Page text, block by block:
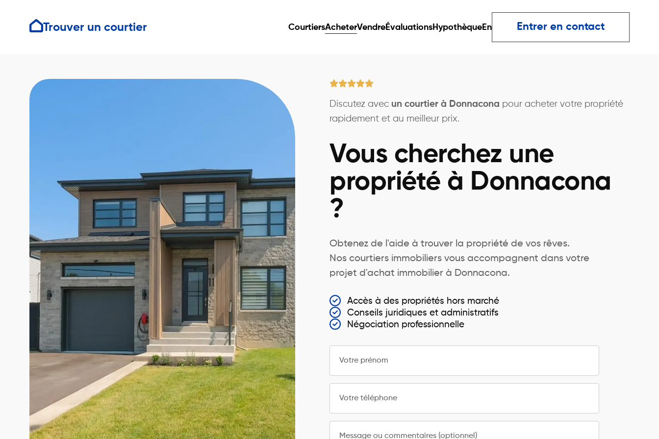
Trouver un courtier CourtiersAcheterVendreÉvaluationsHypothèqueEn Entrer en contact
Discutez avec un courtier à Donnacona pour acheter votre propriété
rapidement et au meilleur prix.
Vous cherchez une
propriété à Donnacona
?
Obtenez de l'aide à trouver la propriété de vos rêves.
Nos courtiers immobiliers vous accompagnent dans votre
projet d'achat immobilier à Donnacona.
Accès à des propriétés hors marché
Conseils juridiques et administratifs
Négociation professionnelle
Votre prénom
Votre téléphone
Message ou commentaires (optionnel)